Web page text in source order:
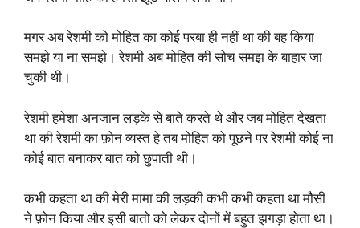
मगर अब रेशमी को मोहित का कोई परबा ही नहीं था की बह किया
समझे या ना समझे। रेशमी अब मोहित की सोच समझ के बाहार जा
चुकी थी।
रेशमी हमेशा अनजान लड़के से बाते करते थे और जब मोहित देखता
था की रेशमी का फ़ोन व्यस्त हे तब मोहित को पूछने पर रेशमी कोई ना
कोई बात बनाकर बात को छुपाती थी।
कभी कहता था की मेरी मामा की लड़की कभी कभी कहता था मौसी
ने फ़ोन किया और इसी बातो को लेकर दोनों में बहुत झगड़ा होता था।